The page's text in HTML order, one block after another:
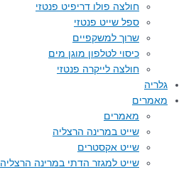
חולצה פולו דריפיט פנטזי
ספל שייט פנטזי
שרוך למשקפיים
כיסוי לטלפון מוגן מים
חולצה לייקרה פנטזי
גלריה
מאמרים
מאמרים
שייט במרינה הרצליה
שייט אקסטרים
שייט למגזר הדתי במרינה הרצליה